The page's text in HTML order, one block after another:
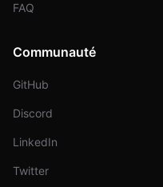
FAQ
Communauté
GitHub
Discord
LinkedIn
Twitter